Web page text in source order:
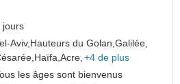
jours
Aviv, Hauteurs du Golan,Galilée,
Haïfa,Acre, +4 de plus
les âges sont bienvenus